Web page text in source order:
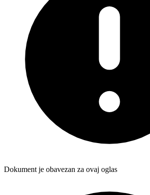
Dokument je obavezan za ovaj oglas